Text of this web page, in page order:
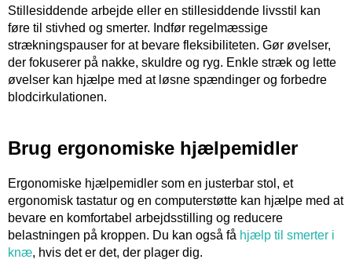
Stillesiddende arbejde eller en stillesiddende livsstil kan
føre til stivhed og smerter. Indfør regelmæssige
strækningspauser for at bevare fleksibiliteten. Gør øvelser,
der fokuserer på nakke, skuldre og ryg. Enkle stræk og lette
øvelser kan hjælpe med at løsne spændinger og forbedre
blodcirkulationen.
Brug ergonomiske hjælpemidler
Ergonomiske hjælpemidler som en justerbar stol, et
ergonomisk tastatur og en computerstøtte kan hjælpe med at
bevare en komfortabel arbejdsstilling og reducere
belastningen på kroppen. Du kan også få hjælp til smerter i
knæ, hvis det er det, der plager dig.